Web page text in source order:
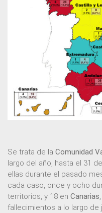
Se trata de la Comunidad
largo del año, hasta el 31
ellas durante el pasado
cada caso, once y ocho
territorios, y 18 en Canarias
fallecimientos a lo largo de